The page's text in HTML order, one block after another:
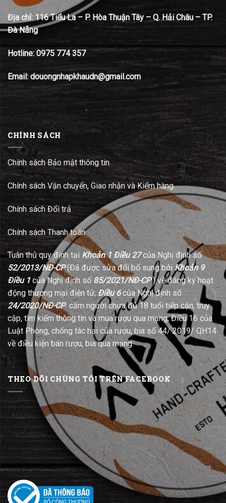
Địa chỉ: 116 Tiểu La – P. Hòa Thuận Tây – Q. Hải Châu – TP.
Đà Nẵng
Hotline: 0975 774 357
Email: douongnhapkhaudn@gmail.com
CHÍNH SÁCH
Chính sách Bảo mật thông tin
Chính sách Vận chuyển, Giao nhận và Kiểm hàng
Chính sách Đổi trả
Chính sách Thanh toán
Tuân thủ quy định tại Khoản 1 Điều 27của Nghị định số
52/2013/NĐ-CP(Đã được sửa đổi bổ sung bởi Khoản 9
Điều 1của Nghị định số 85/2021/NĐ-CP) về đăng ký hoạt
động thương mại điện tử; Điều 6của Nghị định số
24/2020/NĐ-CPcấm người chưa đủ 18 tuổi tiếp cận, truy
cập, tìm kiếm thông tin và mua rượu qua mạng; Điều 16 của
Luật Phòng, chống tác hại của rượu, bia số 44/ 2019/ QH14
về điều kiện bán rượu, bia qua mạng.
THEO DÕI CHÚNG TÔI TRÊN FACEBOOK